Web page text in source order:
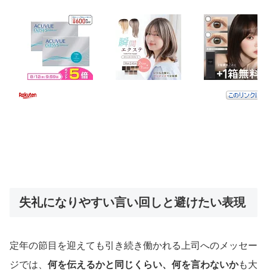
失礼になりやすい言い回しと避けたい表現
定年の節目を迎えても引き続き働かれる上司へのメッセー
ジでは、 何を伝えるかと同じくらい、何を言わないかも大